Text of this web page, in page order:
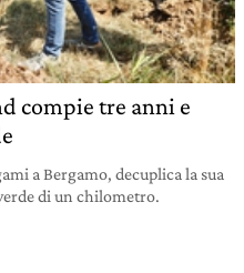
compie tre anni e
a Bergamo, decuplica la sua
di un chilometro.